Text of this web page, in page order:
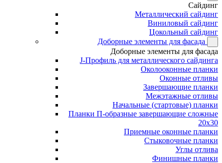
Сайдинг
Металлический сайдинг
Виниловый сайдинг
Цокольный сайдинг
Доборные элементы для фасада
Доборные элементы для фасада
J-Профиль для металлического сайдинга
Околооконные планки
Оконные отливы
Завершающие планки
Межэтажные отливы
Начальные (стартовые) планки
Планки П-образные завершающие сложные
20x30
Приемные оконные планки
Стыковочные планки
Углы отлива
Финишные планки